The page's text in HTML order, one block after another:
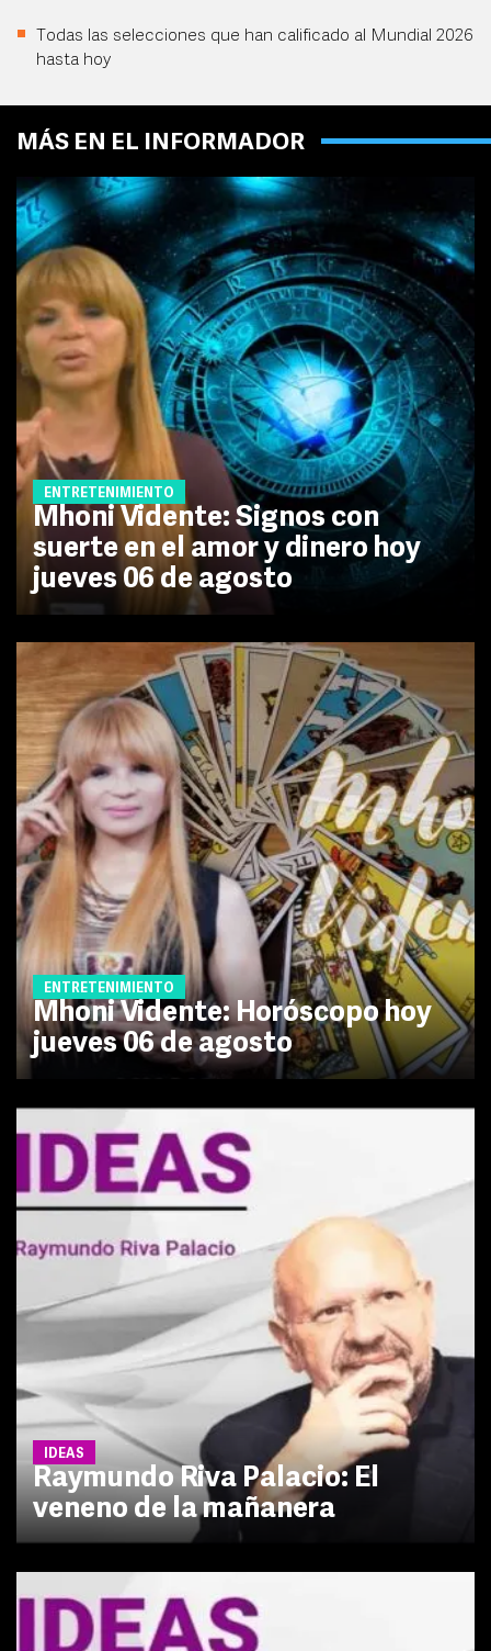
Todas las selecciones que han calificado al Mundial 2026
hasta hoy
MÁS EN EL INFORMADOR
ENTRETENIMIENTO
Mhoni Vidente: Signos con
suerte en el amor y dinero hoy
jueves 06 de agosto
ENTRETENIMIENTO
Mhoni Vidente: Horóscopo hoy
jueves 06 de agosto
IDEAS
Raymundo Riva Palacio: El
veneno de la mañanera